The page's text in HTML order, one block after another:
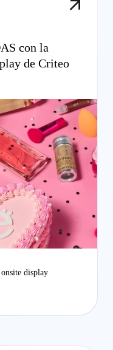
con la
de Criteo
display